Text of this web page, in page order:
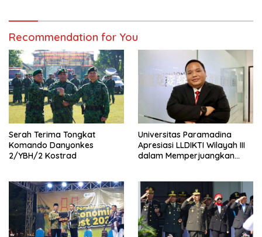
Recommendation for You
Serah Terima Tongkat
Komando Danyonkes
2/YBH/2 Kostrad
Universitas Paramadina
Apresiasi LLDIKTI Wilayah III
dalam Memperjuangkan